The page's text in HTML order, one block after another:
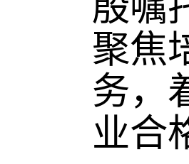
聚焦
务，
业合